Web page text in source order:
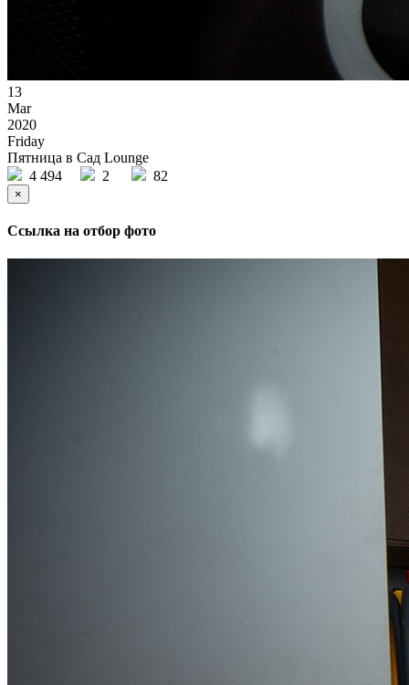
13
Mar
2020
Friday
Пятница в Сад Lounge
4 494
2 82
×
Ссылка на отбор фото